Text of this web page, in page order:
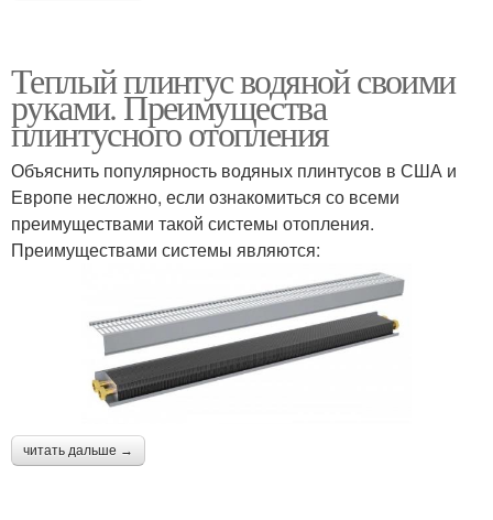
Теплый плинтус водяной своими
руками. Преимущества
плинтусного отопления
Объяснить популярность водяных плинтусов в США и
Европе несложно, если ознакомиться со всеми
преимуществами такой системы отопления.
Преимуществами системы являются:
читать дальше →